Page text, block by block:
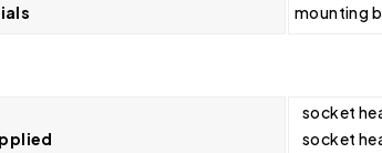
mounting
socket
socket